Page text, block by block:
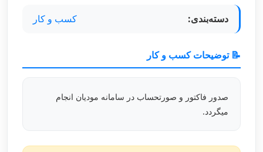
دسته‌بندی: کسب و کار
📝 توضیحات کسب و کار
صدور فاکتور و صورتحساب در سامانه مودیان انجام
میگردد.